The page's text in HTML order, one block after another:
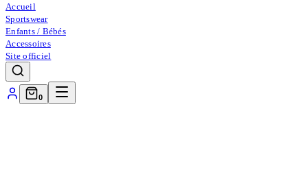
Accueil
Sportswear
Enfants / Bébés
Accessoires
Site officiel
0